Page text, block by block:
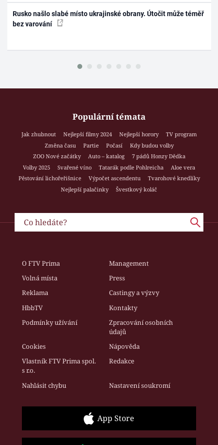
Rusko našlo slabé místo ukrajinské obrany. Útočit může téměř
bez varování
Populární témata
Jak zhubnout Nejlepší filmy 2024 Nejlepší horory
TV program
Změna času
Partie Počasí
Kdy budou volby
ZOO Nové začátky
Auto – katalog
7 pádů Honzy Dědka
Volby 2025
Svařené víno Tatarák podle Pohlreicha
Aloe vera
Pěstování lichořeřišnice
Výpočet ascendentu
Tvarohové knedlíky
Nejlepší palačinky
Švestkový koláč
O FTV Prima
Management
Volná místa
Press
Reklama
Castingy a výzvy
HbbTV
Kontakty
Podmínky užívání
Zpracování osobních
údajů
Cookies
Nápověda
Vlastník FTV Prima spol.
s r.o.
Redakce
Nahlásit chybu Nastavení soukromí
App Store